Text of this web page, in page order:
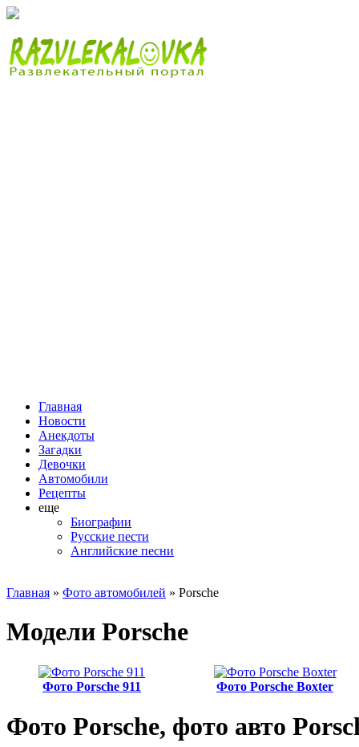
Главная
Новости
Анекдоты
Загадки
Девочки
Автомобили
Рецепты
еще
Биографии
Русские пести
Английские песни
Главная » Фото автомобилей » Porsche
Модели Porsche
Фото Porsche 911 Фото Porsche Boxter
Фото Porsche, фото авто